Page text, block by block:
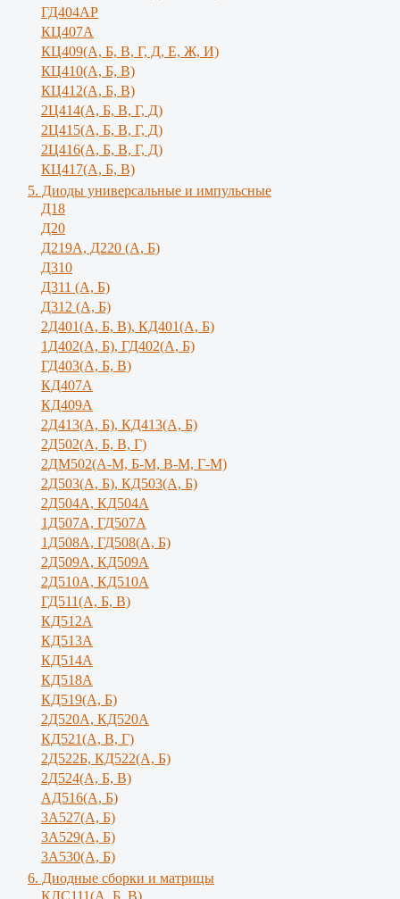
ГД404АР
КЦ407А
КЦ409(А, Б, В, Г, Д, Е, Ж, И)
КЦ410(А, Б, В)
КЦ412(А, Б, В)
2Ц414(А, Б, В, Г, Д)
2Ц415(А, Б, В, Г, Д)
2Ц416(А, Б, В, Г, Д)
КЦ417(А, Б, В)
5. Диоды универсальные и импульсные
Д18
Д20
Д219А, Д220 (А, Б)
Д310
Д311 (А, Б)
Д312 (А, Б)
2Д401(А, Б, В), КД401(А, Б)
1Д402(А, Б), ГД402(А, Б)
ГД403(А, Б, В)
КД407А
КД409А
2Д413(А, Б), КД413(А, Б)
2Д502(А, Б, В, Г)
2ДМ502(А-М, Б-М, В-М, Г-М)
2Д503(А, Б), КД503(А, Б)
2Д504А, КД504А
1Д507А, ГД507А
1Д508А, ГД508(А, Б)
2Д509А, КД509А
2Д510А, КД510А
ГД511(А, Б, В)
КД512А
КД513А
КД514А
КД518А
КД519(А, Б)
2Д520А, КД520А
КД521(А, В, Г)
2Д522Б, КД522(А, Б)
2Д524(А, Б, В)
АД516(А, Б)
3А527(А, Б)
3А529(А, Б)
3A530(A, Б)
6. Диодные сборки и матрицы